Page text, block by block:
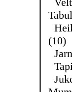
(10)